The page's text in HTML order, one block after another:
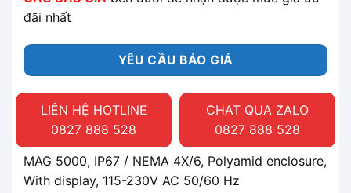
đãi nhất
YÊU CẦU BÁO GIÁ
LIÊN HỆ HOTLINE
0827 888 528
CHAT QUA ZALO
0827 888 528
MAG 5000, IP67 / NEMA 4X/6, Polyamid enclosure,
With display, 115-230V AC 50/60 Hz